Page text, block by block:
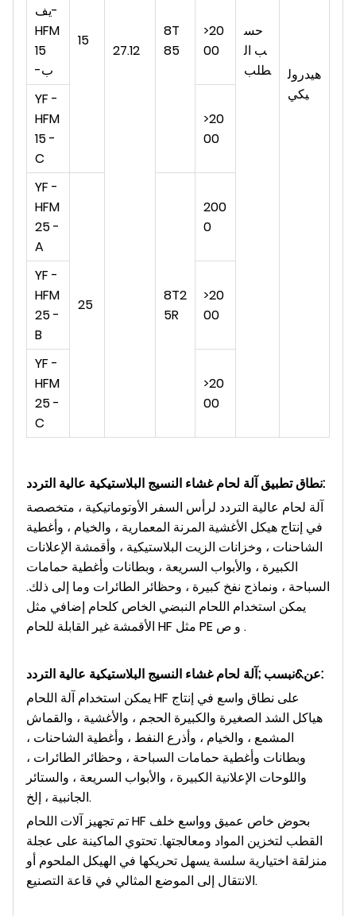
27.12
حس
ب ال
طلب
هيدرول
يكي
15
8T
85
يف-
HFM
15
-ب
>20
00
YF -
HFM
15 -
C
>20
00
YF -
HFM
25 -
A
25
8T2
5R
200
0
YF -
HFM
25 -
B
>20
00
YF -
HFM
25 -
C
>20
00
نطاق تطبيق آلة لحام غشاء النسيج البلاستيكية عالية التردد:
آلة لحام عالية التردد لرأس السفر الأوتوماتيكية ، متخصصة
في إنتاج هيكل الأغشية المرنة المعمارية ، والخيام ، وأغطية
الشاحنات ، وخزانات الزيت البلاستيكية ، وأقمشة الإعلانات
الكبيرة ، والأبواب السريعة ، وبطانات وأغطية حمامات
السباحة ، ونماذج نفخ كبيرة ، وحظائر الطائرات وما إلى ذلك.
يمكن استخدام اللحام النبضي الخاص كلحام إضافي مثل
الأقمشة غير القابلة للحام HF مثل PE و ص .
عن&نبسب ;آلة لحام غشاء النسيج البلاستيكية عالية التردد
:
يمكن استخدام آلة اللحام HF على نطاق واسع في إنتاج
هياكل الشد الصغيرة والكبيرة الحجم ، والأغشية ، والقماش
المشمع ، والخيام ، وأذرع النفط ، وأغطية الشاحنات ،
وبطانات وأغطية حمامات السباحة ، وحظائر الطائرات ،
واللوحات الإعلانية الكبيرة ، والأبواب السريعة ، والستائر
الجانبية ، إلخ.
تم تجهيز آلات اللحام HF بحوض خاص عميق وواسع خلف
القطب لتخزين المواد ومعالجتها. تحتوي الماكينة على عجلة
منزلقة اختيارية سلسة يسهل تحريكها في الهيكل الملحوم أو
الانتقال إلى الموضع المثالي في قاعة التصنيع.